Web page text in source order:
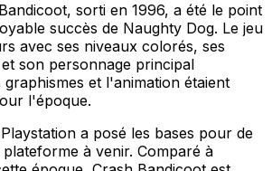
, sorti en 1996, a été le point
succès de Naughty Dog. Le jeu
avec ses niveaux colorés, ses
son personnage principal
graphismes et l'animation étaient
l'époque.
a posé les bases pour de
à venir. Comparé à